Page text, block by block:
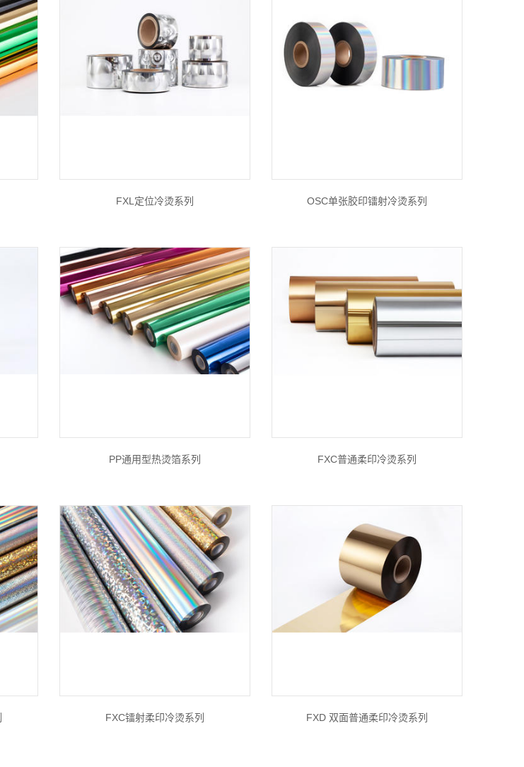
FXL定位冷烫系列 OSC单张胶印镭射冷烫系列
PP通用型热烫箔系列 FXC普通柔印冷烫系列
FXC镭射柔印冷烫系列 FXD 双面普通柔印冷烫系列